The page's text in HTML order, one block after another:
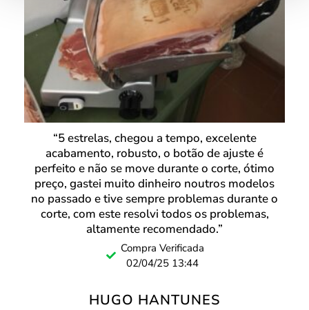
Statistics
Marketing
“5 estrelas, chegou a tempo, excelente
acabamento, robusto, o botão de ajuste é
perfeito e não se move durante o corte, ótimo
preço, gastei muito dinheiro noutros modelos
no passado e tive sempre problemas durante o
corte, com este resolvi todos os problemas,
altamente recomendado.”
Compra Verificada
02/04/25 13:44
HUGO HANTUNES